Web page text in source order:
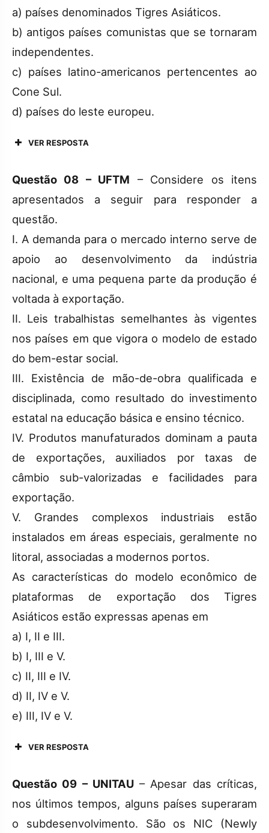
a) países denominados Tigres Asiáticos.
b) antigos países comunistas que se tornaram
independentes.
c) países latino-americanos pertencentes ao
Cone Sul.
d) países do leste europeu.
VER RESPOSTA
Questão 08 – UFTM – Considere os itens
apresentados a seguir para responder a
questão.
I. A demanda para o mercado interno serve de
apoio ao desenvolvimento da indústria
nacional, e uma pequena parte da produção é
voltada à exportação.
II. Leis trabalhistas semelhantes às vigentes
nos países em que vigora o modelo de estado
do bem-estar social.
III. Existência de mão-de-obra qualificada e
disciplinada, como resultado do investimento
estatal na educação básica e ensino técnico.
IV. Produtos manufaturados dominam a pauta
de exportações, auxiliados por taxas de
câmbio sub-valorizadas e facilidades para
exportação.
V. Grandes complexos industriais estão
instalados em áreas especiais, geralmente no
litoral, associadas a modernos portos.
As características do modelo econômico de
plataformas de exportação dos Tigres
Asiáticos estão expressas apenas em
a) I, II e III.
b) I, III e V.
c) II, III e IV.
d) II, IV e V.
e) III, IV e V.
VER RESPOSTA
Questão 09 – UNITAU– Apesar das críticas,
nos últimos tempos, alguns países superaram
o subdesenvolvimento. São os NIC (Newly